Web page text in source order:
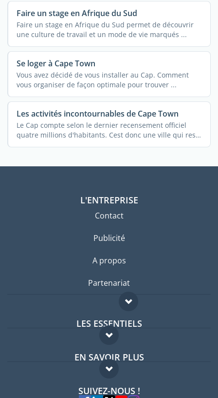
Faire un stage en Afrique du Sud
Faire un stage en Afrique du Sud permet de découvrir
une culture de travail et un mode de vie marqués ...
Se loger à Cape Town
Vous avez décidé de vous installer au Cap. Comment
vous organiser de façon optimale pour trouver ...
Les activités incontournables de Cape Town
Le Cap compte selon le dernier recensement officiel
quatre millions d'habitants. Cest donc une ville qui reste
...
L'ENTREPRISE
Contact
Publicité
A propos
Partenariat
LES ESSENTIELS
Forum expatriés
Guides pays
EN SAVOIR PLUS
FAQ
Experts
SUIVEZ-NOUS !